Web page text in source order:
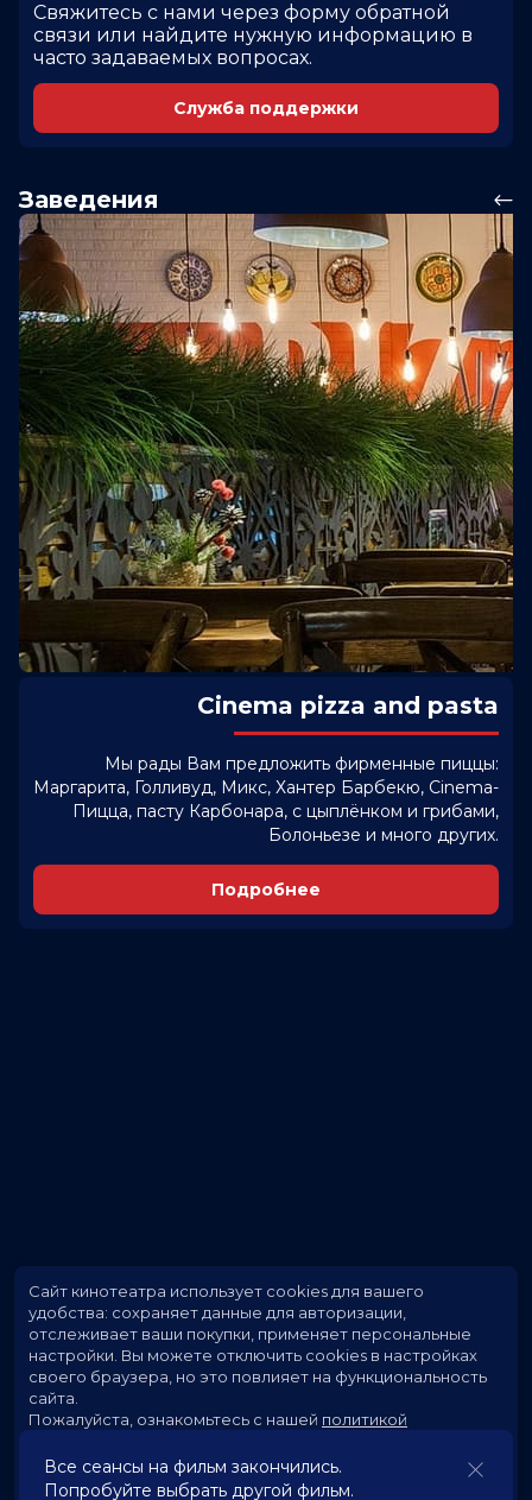
Cвяжитесь с нами через форму обратной
связи или найдите нужную информацию в
часто задаваемых вопросах.
Служба поддержки
Заведения
Cinema pizza and pasta
Мы рады Вам предложить фирменные пиццы:
Маргарита, Голливуд, Микс, Хантер Барбекю, Cinema-
Пицца, пасту Карбонара, с цыплёнком и грибами,
Болоньезе и много других.
Подробнее
Все сеансы на фильм закончились.
Попробуйте выбрать другой фильм.
Сайт кинотеатра использует cookies для вашего
удобства: сохраняет данные для авторизации,
отслеживает ваши покупки, применяет персональные
настройки. Вы можете отключить cookies в настройках
своего браузера, но это повлияет на функциональность
сайта.
Пожалуйста, ознакомьтесь с нашей политикой
Принять